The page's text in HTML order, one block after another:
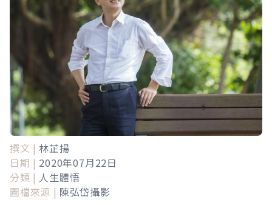
撰文 | 林芷揚
日期 | 2020年07月22日
分類 | 人生體悟
圖檔來源 | 陳弘岱攝影